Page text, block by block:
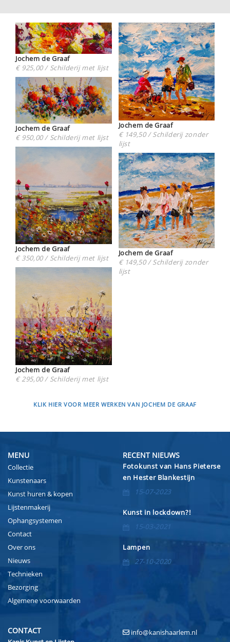
Jochem de Graaf
€ 925,00 / Schilderij met lijst
Jochem de Graaf
€ 950,00 / Schilderij met lijst
Jochem de Graaf
€ 350,00 / Schilderij met lijst
Jochem de Graaf
€ 295,00 / Schilderij met lijst
Jochem de Graaf
€ 149,50 / Schilderij zonder
lijst
Jochem de Graaf
€ 149,50 / Schilderij zonder
lijst
KLIK HIER VOOR MEER WERKEN VAN JOCHEM DE GRAAF
MENU
Collectie
Kunstenaars
Kunst huren & kopen
Lijstenmakerij
Ophangsystemen
Contact
Over ons
Nieuws
Technieken
Bezorging
Algemene voorwaarden
RECENT NIEUWS
Fotokunst van Hans Pieterse
en Hester Blankestijn
15-07-2023
Kunst in lockdown?!
15-03-2021
Lampen
27-10-2020
CONTACT info@kanishaarlem.nl